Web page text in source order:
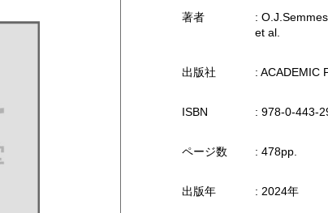
著者
:
et al.
出版社 : ACADEMIC
ISBN : 978-0-443-
ページ数 : 478pp.
出版年 : 2024年